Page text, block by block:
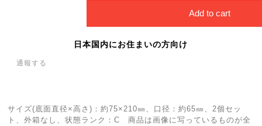
Add to cart
日本国内にお住まいの方向け
通報する
サイズ(底面直径×高さ)：約75×210㎜、口径：約65㎜、2個セッ
ト、外箱なし、状態ランク：C 商品は画像に写っているものが全